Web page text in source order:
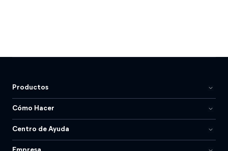
Productos
Cómo Hacer
Centro de Ayuda